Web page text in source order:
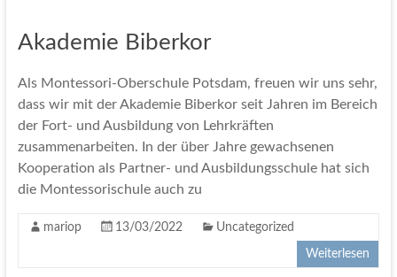
Akademie Biberkor
Als Montessori-Oberschule Potsdam, freuen wir uns sehr,
dass wir mit der Akademie Biberkor seit Jahren im Bereich
der Fort- und Ausbildung von Lehrkräften
zusammenarbeiten. In der über Jahre gewachsenen
Kooperation als Partner- und Ausbildungsschule hat sich
die Montessorischule auch zu
mariop 13/03/2022 Uncategorized
Weiterlesen